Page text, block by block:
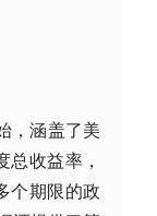
，涵盖了美
总收益率，
个期限的政